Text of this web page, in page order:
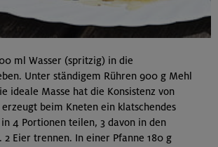
ml Wasser (spritzig) in die
Unter ständigem Rühren 900 g Mehl
ideale Masse hat die Konsistenz von
beim Kneten ein klatschendes
in 4 Portionen teilen, 3 davon in den
2 Eier trennen. In einer Pfanne 180 g